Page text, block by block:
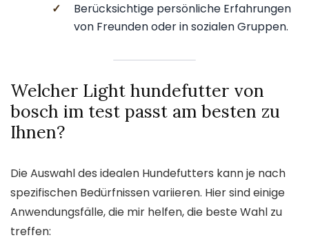
✓
Berücksichtige persönliche Erfahrungen
von Freunden oder in sozialen Gruppen.
Welcher Light hundefutter von
bosch im test passt am besten zu
Ihnen?
Die Auswahl des idealen Hundefutters kann je nach
spezifischen Bedürfnissen variieren. Hier sind einige
Anwendungsfälle, die mir helfen, die beste Wahl zu
treffen: